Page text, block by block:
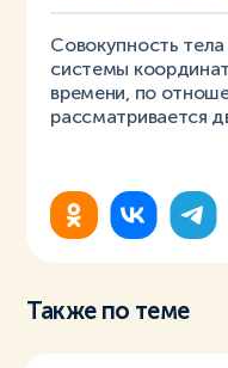
Совокупность
системы
времени, по
рассматривается
Также по теме